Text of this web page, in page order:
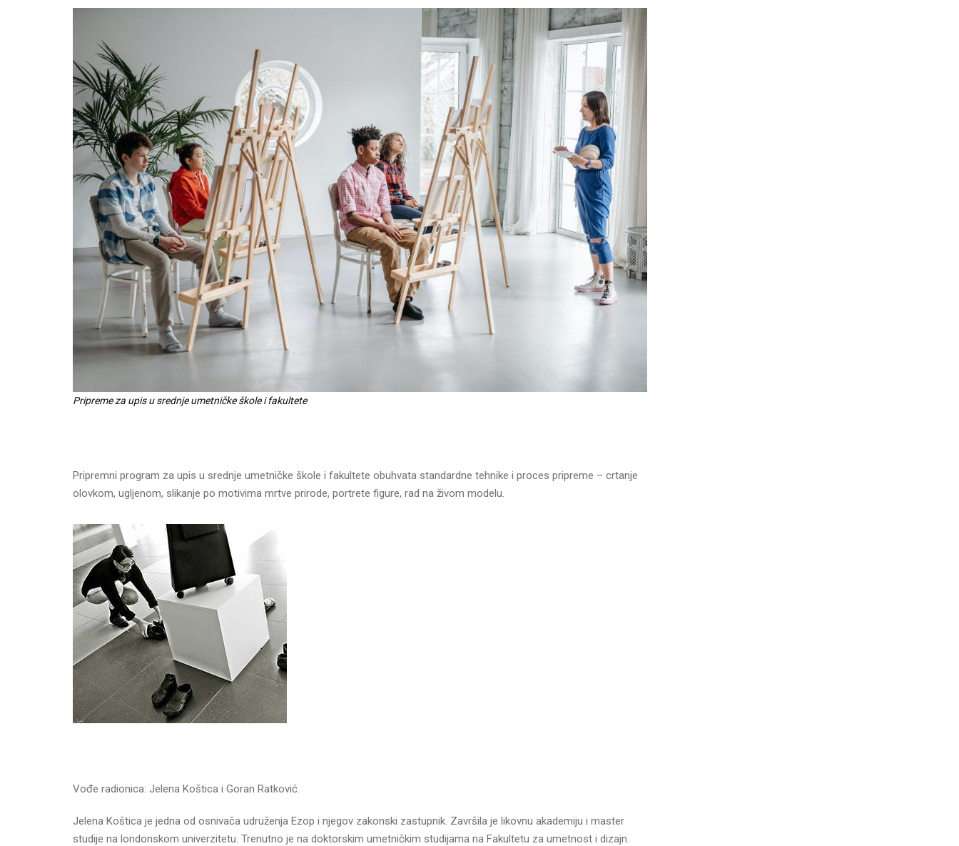
Pripreme za upis u srednje umetničke škole i fakultete
Pripremni program za upis u srednje umetničke škole i fakultete obuhvata standardne tehnike i proces pripreme – crtanje
olovkom, ugljenom, slikanje po motivima mrtve prirode, portrete figure, rad na živom modelu.
Vođe radionica: Jelena Koštica i Goran Ratković.
Jelena Koštica je jedna od osnivača udruženja Ezop i njegov zakonski zastupnik. Završila je likovnu akademiju i master
studije na londonskom univerzitetu. Trenutno je na doktorskim umetničkim studijama na Fakultetu za umetnost i dizajn.